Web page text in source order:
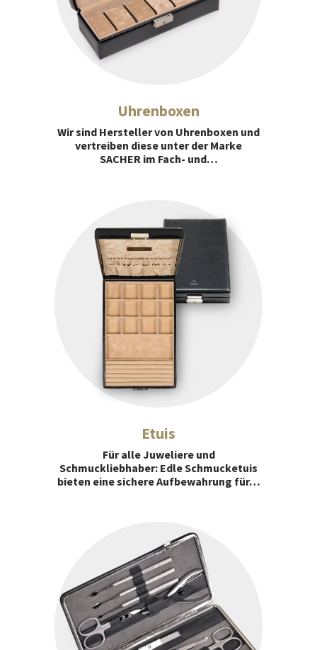
Uhrenboxen
Wir sind Hersteller von Uhrenboxen und
vertreiben diese unter der Marke
SACHER im Fach- und…
Etuis
Für alle Juweliere und
Schmuckliebhaber: Edle Schmucketuis
bieten eine sichere Aufbewahrung für…